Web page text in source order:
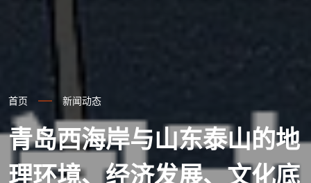
首页 新闻动态
青岛西海岸与山东泰山的地
理环境、经济发展、文化底